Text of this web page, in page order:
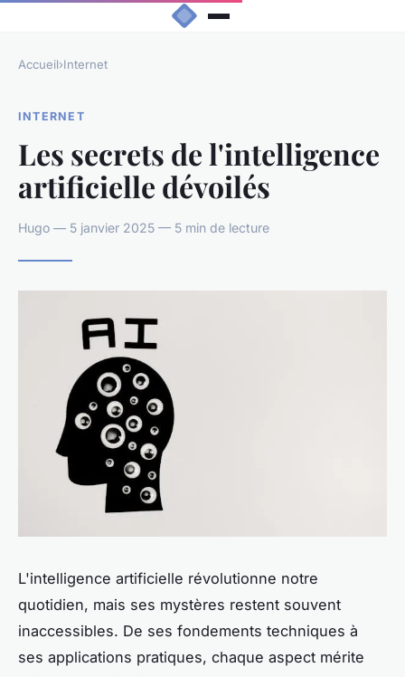
Accueil›Internet
INTERNET
Les secrets de l'intelligence
artificielle dévoilés
Hugo — 5 janvier 2025 — 5 min de lecture
L'intelligence artificielle révolutionne notre
quotidien, mais ses mystères restent souvent
inaccessibles. De ses fondements techniques à
ses applications pratiques, chaque aspect mérite